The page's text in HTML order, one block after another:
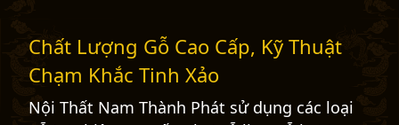
Chất Lượng Gỗ Cao Cấp, Kỹ Thuật
Chạm Khắc Tinh Xảo
Nội Thất Nam Thành Phát sử dụng các loại